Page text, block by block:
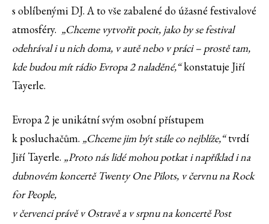
s oblíbenými DJ. A to vše zabalené do úžasné festivalové
atmosféry. „Chceme vytvořit pocit, jako by se festival
odehrával i u nich doma, v autě nebo v práci – prostě tam,
kde budou mít rádio Evropa 2 naladěné,“konstatuje Jiří
Tayerle.
Evropa 2 je unikátní svým osobní přístupem
k posluchačům. „Chceme jim být stále co nejblíže,“tvrdí
Jiří Tayerle. „Proto nás lidé mohou potkat i například i na
dubnovém koncertě Twenty One Pilots, v červnu na Rock
for People,
v červenci právě v Ostravě a v srpnu na koncertě Post